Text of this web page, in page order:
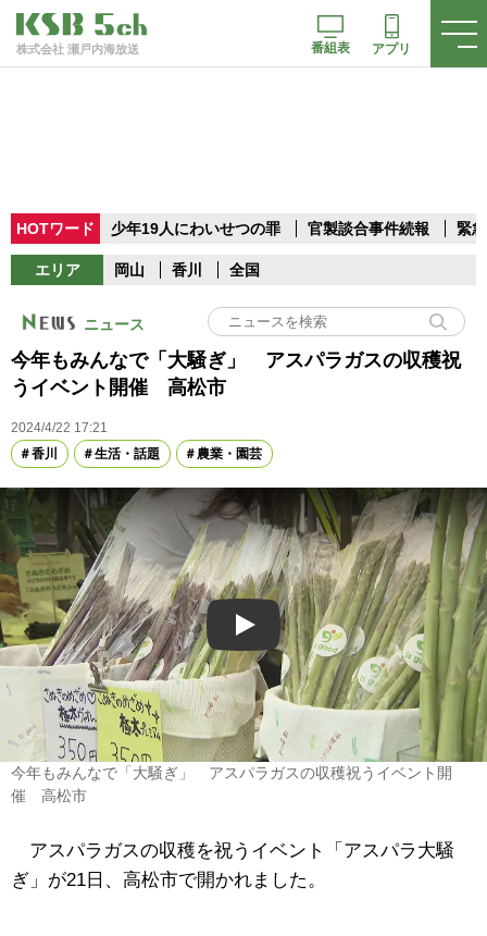
株式会社 瀬戸内海放送 番組表 アプリ
HOTワード 少年19人にわいせつの罪 官製談合事件続報 緊
エリア 岡山 香川 全国
ニュース
今年もみんなで「大騒ぎ」 アスパラガスの収穫祝
うイベント開催 高松市
2024/4/22 17:21
香川
生活・話題 農業・園芸
Play
今年もみんなで「大騒ぎ」 アスパラガスの収穫祝うイベント開
催 高松市
アスパラガスの収穫を祝うイベント
「アスパラ大騒
ぎ」 が21日、高松市で開かれました。